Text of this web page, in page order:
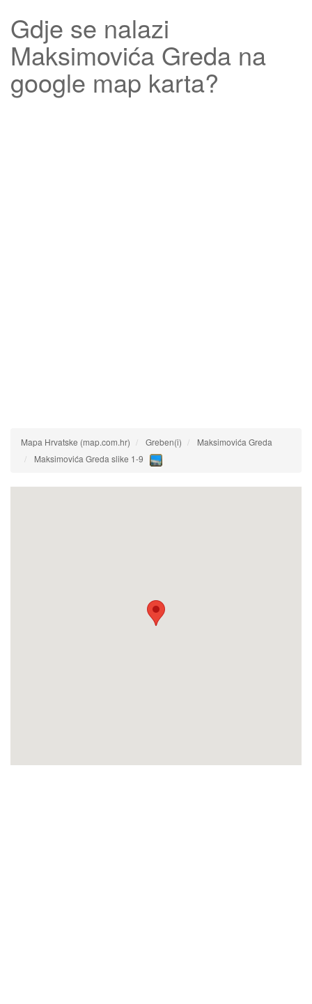
Gdje se nalazi
Maksimovića Greda na
google map karta?
Mapa Hrvatske (map.com.hr) Greben(i)
Maksimovića Greda
Maksimovića Greda slike 1-9